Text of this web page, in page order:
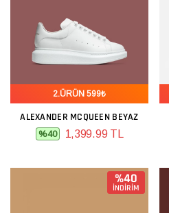
2.ÜRÜN 599₺
ALEXANDER MCQUEEN BEYAZ
%40 1,399.99 TL
%40
İNDİRİM